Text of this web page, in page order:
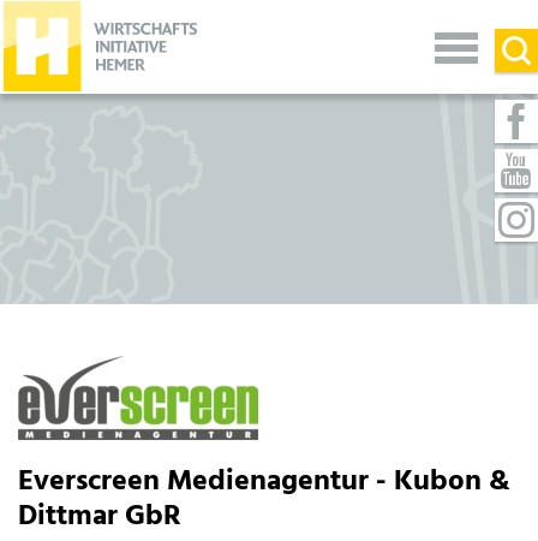
Everscreen Medienagentur - Kubon &
Dittmar GbR